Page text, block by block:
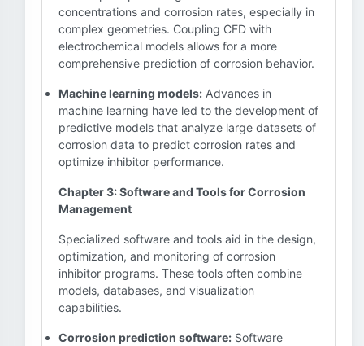
concentrations and corrosion rates, especially in
complex geometries. Coupling CFD with
electrochemical models allows for a more
comprehensive prediction of corrosion behavior.
Machine learning models: Advances in
machine learning have led to the development of
predictive models that analyze large datasets of
corrosion data to predict corrosion rates and
optimize inhibitor performance.
Chapter 3: Software and Tools for Corrosion
Management
Specialized software and tools aid in the design,
optimization, and monitoring of corrosion
inhibitor programs. These tools often combine
models, databases, and visualization
capabilities.
Corrosion prediction software: Software